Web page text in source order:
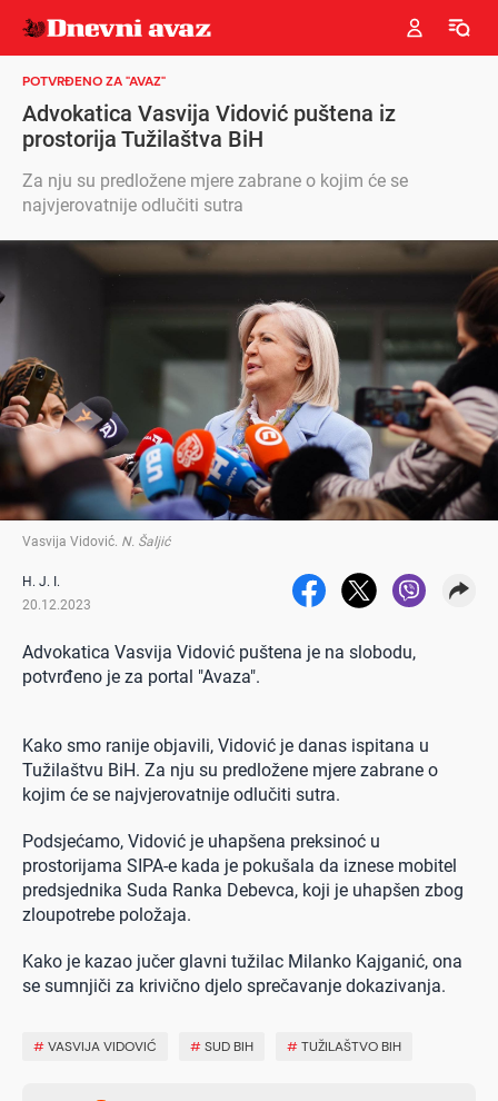
POTVRĐENO ZA "AVAZ"
Advokatica Vasvija Vidović puštena iz
prostorija Tužilaštva BiH
Za nju su predložene mjere zabrane o kojim će se
najvjerovatnije odlučiti sutra
Vasvija Vidović. N. Šaljić
H. J. I.
20.12.2023
Advokatica Vasvija Vidović puštena je na slobodu,
potvrđeno je za portal "Avaza".
Kako smo ranije objavili, Vidović je danas ispitana u
Tužilaštvu BiH. Za nju su predložene mjere zabrane o
kojim će se najvjerovatnije odlučiti sutra.
Podsjećamo, Vidović je uhapšena preksinoć u
prostorijama SIPA-e kada je pokušala da iznese mobitel
predsjednika Suda Ranka Debevca, koji je uhapšen zbog
zloupotrebe položaja.
Kako je kazao jučer glavni tužilac Milanko Kajganić, ona
se sumnjiči za krivično djelo sprečavanje dokazivanja.
#VASVIJA VIDOVIĆ #SUD BIH #TUŽILAŠTVO BIH